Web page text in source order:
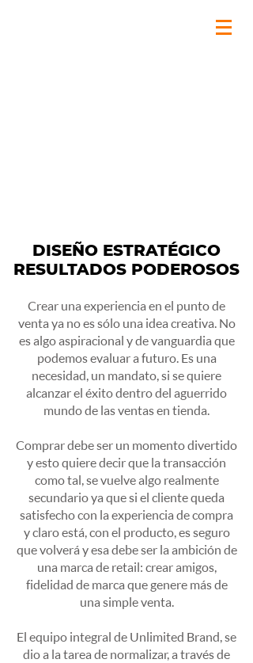
DISEÑO ESTRATÉGICO​
RESULTADOS PODEROSOS
Crear una experiencia en el punto de
venta ya no es sólo una idea creativa. No
es algo aspiracional y de vanguardia que
podemos evaluar a futuro. Es una
necesidad, un mandato, si se quiere
alcanzar el éxito dentro del aguerrido
mundo de las ventas en tienda.
Comprar debe ser un momento divertido
y esto quiere decir que la transacción
como tal, se vuelve algo realmente
secundario ya que si el cliente queda
satisfecho con la experiencia de compra
y claro está, con el producto, es seguro
que volverá y esa debe ser la ambición de
una marca de retail: crear amigos,
fidelidad de marca que genere más de
una simple venta.
El equipo integral de Unlimited Brand, se
dio a la tarea de normalizar, a través de